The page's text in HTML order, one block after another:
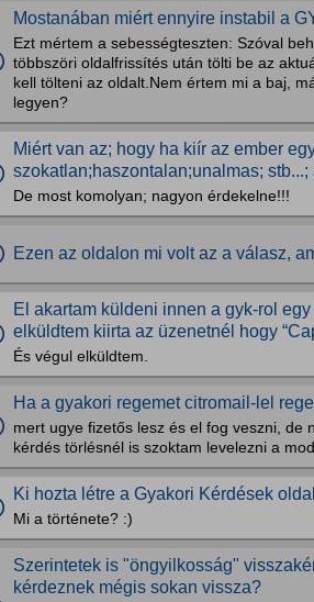
Mostanában miért ennyire instabil a
Ezt mértem a sebességteszten: Szóval
többszöri oldalfrissítés után tölti be az
kell tölteni az oldalt.Nem értem mi a baj,
legyen?
Miért van az; hogy ha kiír az ember
szokatlan;haszontalan;unalmas;
De most komolyan; nagyon érdekelne!!!
Ezen az oldalon mi volt az a válasz,
El akartam küldeni innen a gyk-rol
elküldtem kiirta az üzenetnél hogy
És végul elküldtem.
Ha a gyakori regemet citromail-lel
mert ugye fizetős lesz és el fog veszni, de
kérdés törlésnél is szoktam levelezni a
Ki hozta létre a Gyakori Kérdések
Mi a története? :)
Szerintetek is "öngyilkosság"
kérdeznek mégis sokan vissza?